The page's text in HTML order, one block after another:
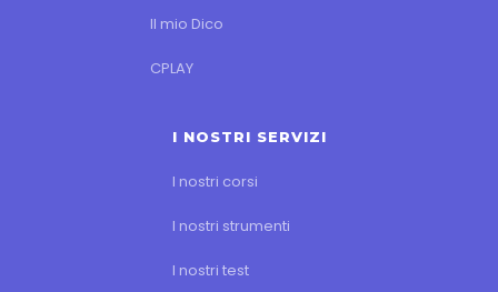
Il mio Dico
CPLAY
I NOSTRI SERVIZI
I nostri corsi
I nostri strumenti
I nostri test